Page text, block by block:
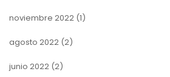
noviembre 2022 (1)
agosto 2022 (2)
junio 2022 (2)